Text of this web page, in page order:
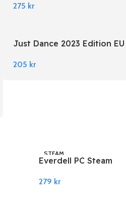
275 kr
Just Dance 2023 Edition EU
205 kr
STEAM
Everdell PC Steam
279 kr